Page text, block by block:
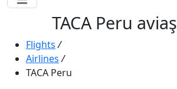
TACA Peru
Flights /
Airlines /
TACA Peru